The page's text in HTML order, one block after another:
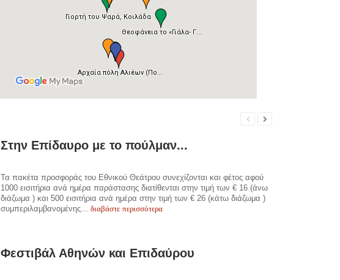
Στην Επίδαυρο με το πούλμαν...
Τα πακέτα προσφοράς του Εθνικού Θεάτρου συνεχίζονται και φέτος αφού
1000 εισιτήρια ανά ημέρα παράστασης διατίθενται στην τιμή των € 16 (άνω
διάζωμα ) και 500 εισιτήρια ανά ημέρα στην τιμή των € 26 (κάτω διάζωμα )
συμπεριλαμβανομένης...διαβάστε περισσότερα
Φεστιβάλ Αθηνών και Επιδαύρου